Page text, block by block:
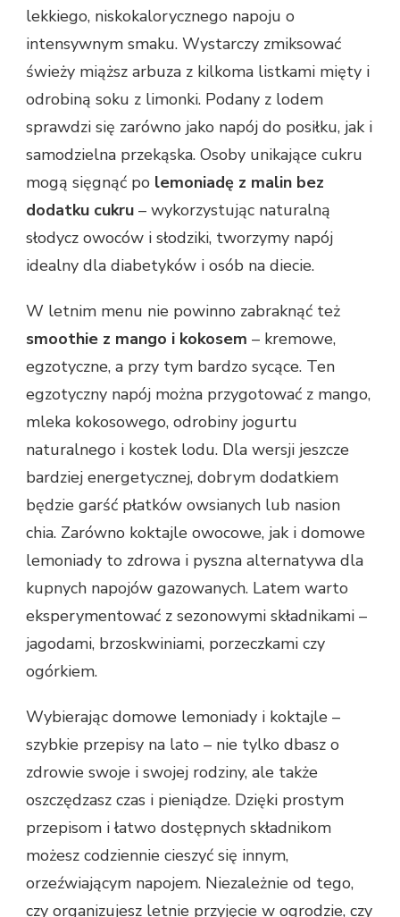
lekkiego, niskokalorycznego napoju o
intensywnym smaku. Wystarczy zmiksować
świeży miąższ arbuza z kilkoma listkami mięty i
odrobiną soku z limonki. Podany z lodem
sprawdzi się zarówno jako napój do posiłku, jak i
samodzielna przekąska. Osoby unikające cukru
mogą sięgnąć po lemoniadę z malin bez
dodatku cukru – wykorzystując naturalną
słodycz owoców i słodziki, tworzymy napój
idealny dla diabetyków i osób na diecie.
W letnim menu nie powinno zabraknąć też
smoothie z mango i kokosem – kremowe,
egzotyczne, a przy tym bardzo sycące. Ten
egzotyczny napój można przygotować z mango,
mleka kokosowego, odrobiny jogurtu
naturalnego i kostek lodu. Dla wersji jeszcze
bardziej energetycznej, dobrym dodatkiem
będzie garść płatków owsianych lub nasion
chia. Zarówno koktajle owocowe, jak i domowe
lemoniady to zdrowa i pyszna alternatywa dla
kupnych napojów gazowanych. Latem warto
eksperymentować z sezonowymi składnikami –
jagodami, brzoskwiniami, porzeczkami czy
ogórkiem.
Wybierając domowe lemoniady i koktajle –
szybkie przepisy na lato – nie tylko dbasz o
zdrowie swoje i swojej rodziny, ale także
oszczędzasz czas i pieniądze. Dzięki prostym
przepisom i łatwo dostępnych składnikom
możesz codziennie cieszyć się innym,
orzeźwiającym napojem. Niezależnie od tego,
czy organizujesz letnie przyjęcie w ogrodzie, czy